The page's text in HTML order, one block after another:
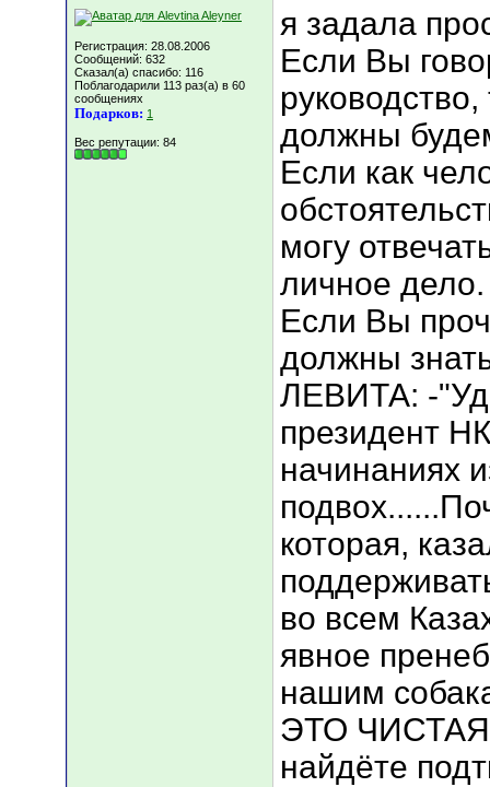
Регистрация: 28.08.2006
Сообщений: 632
Сказал(а) спасибо: 116
Поблагодарили 113 раз(а) в 60
сообщениях
Подарков: 1
Вес репутации: 84
я задала
Если Вы
должны
Если как
могу
личное дело.
Если Вы
должны
ЛЕВИТА: -
президент
начинаниях
которая,
во всем
явное
нашим
ЭТО ЧИСТАЯ
найдёте